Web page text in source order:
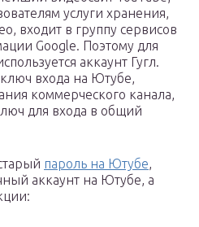
услуги хранения,
входит в группу сервисов
Google. Поэтому для
аккаунт Гугл.
входа на Ютубе,
коммерческого канала,
для входа в общий
пароль на Ютубе,
аккаунт на Ютубе, а